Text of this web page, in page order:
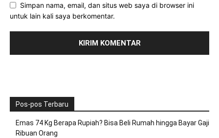
Simpan nama, email, dan situs web saya di browser ini
untuk lain kali saya berkomentar.
Pos-pos Terbaru
Emas 74 Kg Berapa Rupiah? Bisa Beli Rumah hingga Bayar Gaji
Ribuan Orang